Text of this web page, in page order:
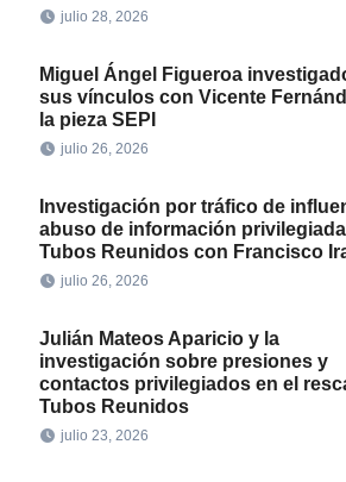
julio 28, 2026
Miguel Ángel Figueroa
sus vínculos con Vicente
la pieza SEPI
julio 26, 2026
Investigación por tráfico de
abuso de información
Tubos Reunidos con Francisco
julio 26, 2026
Julián Mateos Aparicio y la
investigación sobre presiones y
contactos privilegiados en el
Tubos Reunidos
julio 23, 2026